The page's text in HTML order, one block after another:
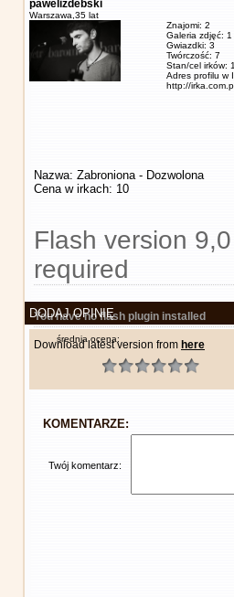
pawelizdebski
Warszawa, 35 lat
Znajomi: 2
Galeria zdjęć: 1
Gwiazdki: 3
Twórczość: 7
Stan/cel irków:
Adres profilu w
http://
Nazwa: Zabroniona - Dozwolona
Cena w irkach: 10
Flash version
required
You have no flash plugin installed
Download latest version from here
DODAJ OPINIĘ
średnia ocena:
KOMENTARZE:
Twój komentarz: